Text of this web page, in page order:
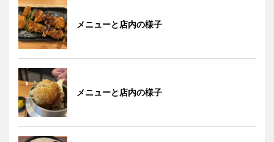
メニューと店内の様子
メニューと店内の様子